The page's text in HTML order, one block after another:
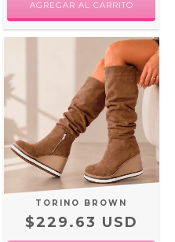
AGREGAR AL CARRITO
TORINO BROWN
$229.63 USD